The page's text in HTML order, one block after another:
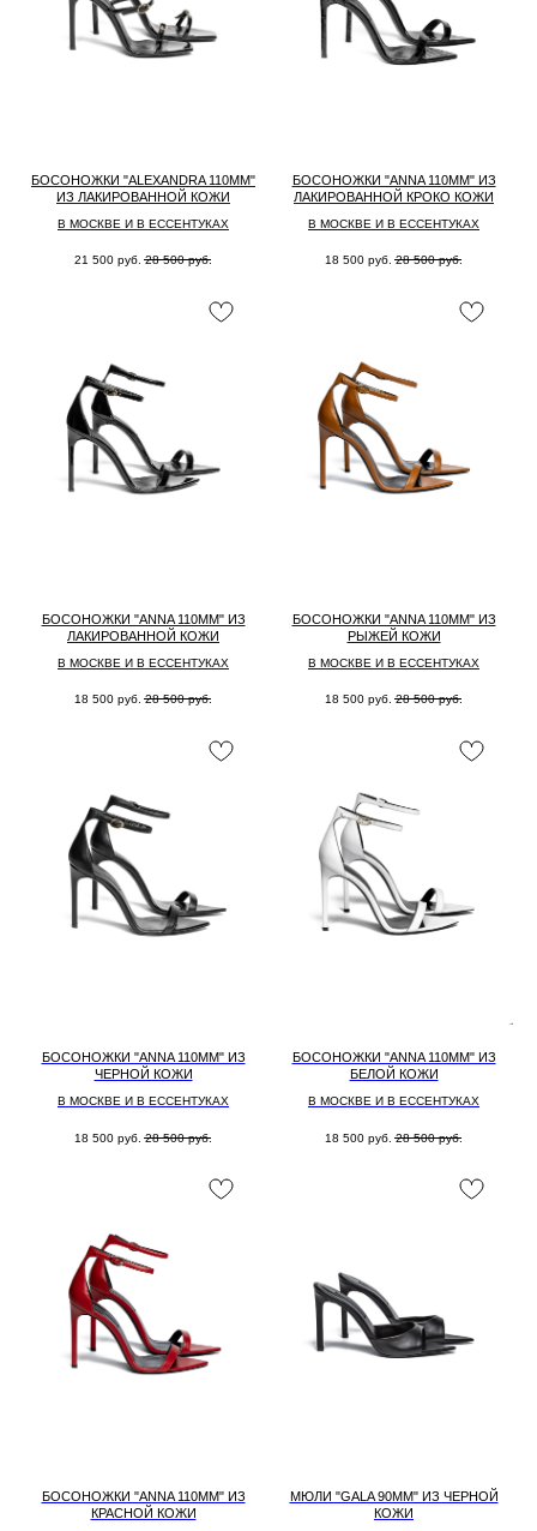
БОСОНОЖКИ "ALEXANDRA 110MM"
ИЗ ЛАКИРОВАННОЙ КОЖИ
В МОСКВЕ И В ЕССЕНТУКАХ
21 500 руб. 28 500 руб.
БОСОНОЖКИ "ANNA 110MM" ИЗ
ЛАКИРОВАННОЙ КРОКО КОЖИ
В МОСКВЕ И В ЕССЕНТУКАХ
18 500 руб. 28 500 руб.
БОСОНОЖКИ "ANNA 110MM" ИЗ
ЛАКИРОВАННОЙ КОЖИ
В МОСКВЕ И В ЕССЕНТУКАХ
18 500 руб. 28 500 руб.
БОСОНОЖКИ "ANNA 110MM" ИЗ
РЫЖЕЙ КОЖИ
В МОСКВЕ И В ЕССЕНТУКАХ
18 500 руб. 28 500 руб.
БОСОНОЖКИ "ANNA 110MM" ИЗ
ЧЕРНОЙ КОЖИ
В МОСКВЕ И В ЕССЕНТУКАХ
18 500 руб. 28 500 руб.
БОСОНОЖКИ "ANNA 110MM" ИЗ
БЕЛОЙ КОЖИ
В МОСКВЕ И В ЕССЕНТУКАХ
18 500 руб. 28 500 руб.
БОСОНОЖКИ "ANNA 110MM" ИЗ
КРАСНОЙ КОЖИ
МЮЛИ "GALA 90MM" ИЗ ЧЕРНОЙ
КОЖИ